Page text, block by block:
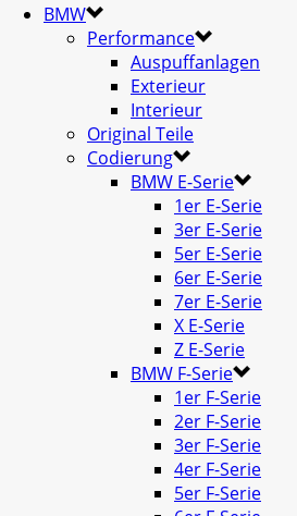
BMW
Performance
Auspuffanlagen
Exterieur
Interieur
Original Teile
Codierung
BMW E-Serie
1er E-Serie
3er E-Serie
5er E-Serie
6er E-Serie
7er E-Serie
X E-Serie
Z E-Serie
BMW F-Serie
1er F-Serie
2er F-Serie
3er F-Serie
4er F-Serie
5er F-Serie